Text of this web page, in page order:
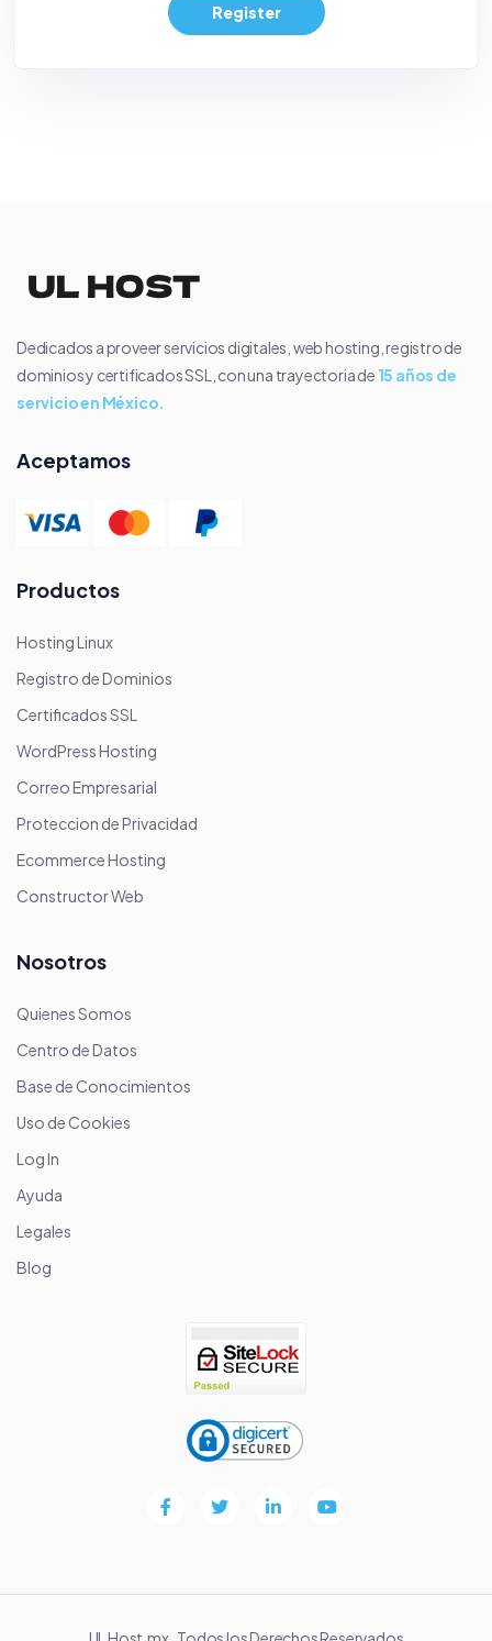
Register
Dedicados a proveer servicios digitales, web hosting, registro de
dominios y certificados SSL, con una trayectoria de 15 años de
servicio en México.
Aceptamos
Productos
Hosting Linux
Registro de Dominios
Certificados SSL
WordPress Hosting
Correo Empresarial
Proteccion de Privacidad
Ecommerce Hosting
Constructor Web
Nosotros
Quienes Somos
Centro de Datos
Base de Conocimientos
Uso de Cookies
Log In
Ayuda
Legales
Blog